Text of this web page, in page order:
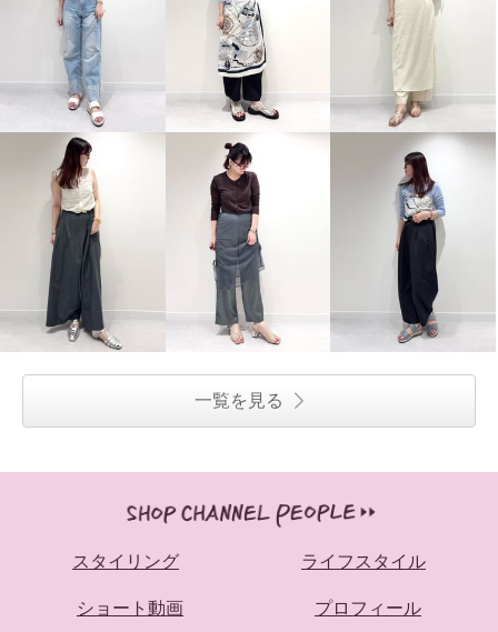
一覧を見る
スタイリング ライフスタイル
ショート動画 プロフィール